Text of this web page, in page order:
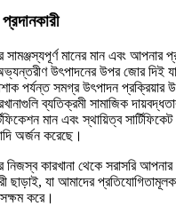
মানের মান এবং আপনার
উৎপাদনের উপর জোর দিই
পর্যন্ত সমগ্র উৎপাদন প্রক্রিয়ার
ব্যতিক্রমী সামাজিক
মান এবং স্থায়িত্ব
অর্জন করেছে।
কারখানা থেকে সরাসরি
ছাড়াই, যা আমাদের
করে।